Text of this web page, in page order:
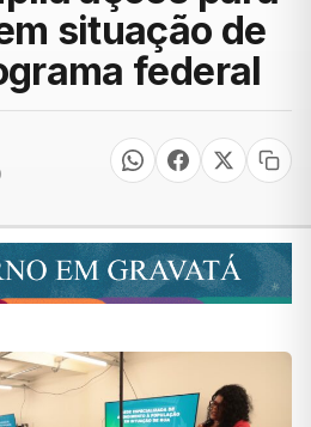
situação de
federal